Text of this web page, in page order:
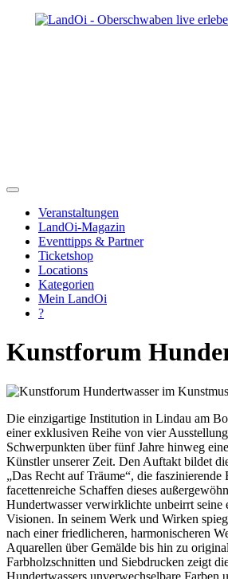
Veranstaltungen
LandOi-Magazin
Eventtipps & Partner
Ticketshop
Locations
Kategorien
Mein LandOi
?
Kunstforum
Die einzigartige Institution in Lindau am
einer exklusiven Reihe von vier
Schwerpunkten über fünf Jahre hinweg
Künstler unserer Zeit. Den Auftakt bildet
„Das Recht auf Träume“, die
facettenreiche Schaffen dieses
Hundertwasser verwirklichte unbeirrt seine
Visionen. In seinem Werk und Wirken
nach einer friedlicheren, harmonischeren
Aquarellen über Gemälde bis hin zu
Farbholzschnitten und Siebdrucken zeigt
Hundertwassers unverwechselbare Farben